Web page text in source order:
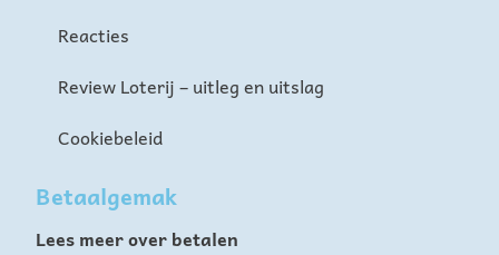
Reacties
Review Loterij – uitleg en uitslag
Cookiebeleid
Betaalgemak
Lees meer over betalen